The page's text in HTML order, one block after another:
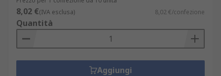
foro per accettare il pin maschio.
8,02 €(IVA esclusa) 8,02 €/confezione
Quantità
Aggiungi